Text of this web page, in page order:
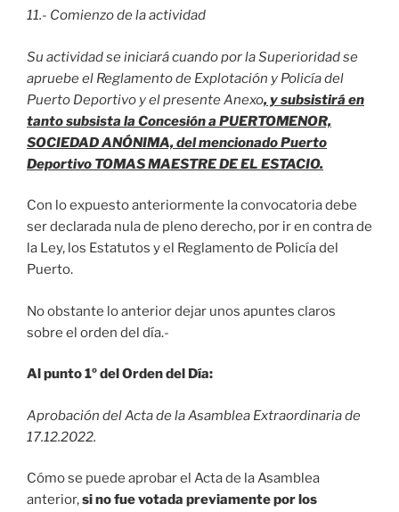
11.- Comienzo de la actividad
Su actividad se iniciará cuando por la Superioridad se
apruebe el Reglamentode Explotación y Policía del
Puerto Deportivo y el presente Anexo, y subsistirá en
tanto subsista la Concesión a PUERTOMENOR,
SOCIEDAD ANÓNIMA, delmencionado Puerto
Deportivo TOMAS MAESTRE DE EL ESTACIO.
Con lo expuesto anteriormente la convocatoria debe
ser declarada nula de pleno derecho, por ir en contra de
la Ley, los Estatutos y el Reglamento de Policía del
Puerto.
No obstante lo anterior dejar unos apuntes claros
sobre el orden del día.-
Al punto 1º del Orden del Día:
Aprobación del Acta de la Asamblea Extraordinaria de
17.12.2022.
Cómo se puede aprobar el Acta de la Asamblea
anterior,si no fue votada previamente por los